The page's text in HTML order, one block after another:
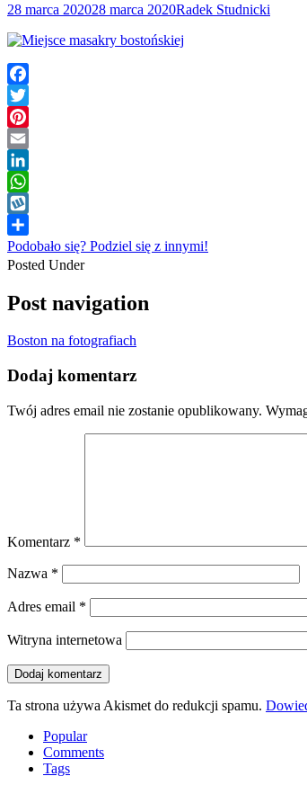
28 marca 202028 marca 2020Radek Studnicki
Facebook
Twitter
Pinterest
Email
LinkedIn
WhatsApp
Wykop
Podobało się? Podziel się z innymi!
Posted Under
Post navigation
Boston na fotografiach
Dodaj komentarz
Twój adres email nie zostanie opublikowany.
Komentarz *
Nazwa *
Adres email *
Witryna internetowa
Ta strona używa Akismet do redukcji spamu.
Popular
Comments
Tags